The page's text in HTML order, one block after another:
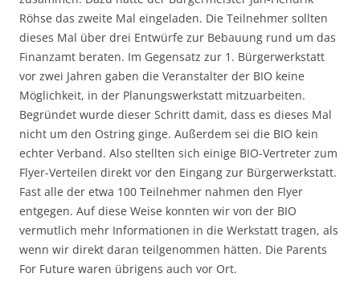
Röhse das zweite Mal eingeladen. Die Teilnehmer sollten
dieses Mal über drei Entwürfe zur Bebauung rund um das
Finanzamt beraten. Im Gegensatz zur 1. Bürgerwerkstatt
vor zwei Jahren gaben die Veranstalter der BIO keine
Möglichkeit, in der Planungswerkstatt mitzuarbeiten.
Begründet wurde dieser Schritt damit, dass es dieses Mal
nicht um den Ostring ginge. Außerdem sei die BIO kein
echter Verband. Also stellten sich einige BIO-Vertreter zum
Flyer-Verteilen direkt vor den Eingang zur Bürgerwerkstatt.
Fast alle der etwa 100 Teilnehmer nahmen den Flyer
entgegen. Auf diese Weise konnten wir von der BIO
vermutlich mehr Informationen in die Werkstatt tragen, als
wenn wir direkt daran teilgenommen hätten. Die Parents
For Future waren übrigens auch vor Ort.